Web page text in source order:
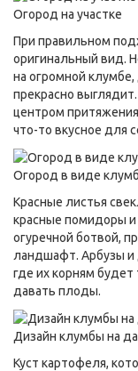
Огород на участке
При правильном
оригинальный вид.
на огромной клумбе,
прекрасно
центром
что-то вкусное для
Огород в виде
Красные листья
красные помидоры
огуречной ботвой,
ландшафт. Арбузы и
где их корням будет
давать плоды.
Дизайн клумбы на
Куст картофеля,